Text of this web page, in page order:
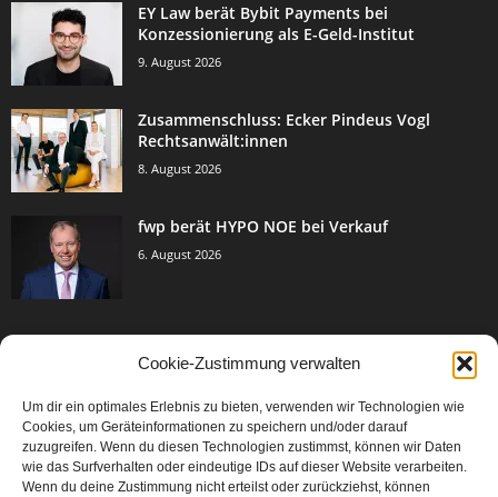
Cookie-Zustimmung verwalten
Um dir ein optimales Erlebnis zu bieten, verwenden wir Technologien wie
Cookies, um Geräteinformationen zu speichern und/oder darauf
zuzugreifen. Wenn du diesen Technologien zustimmst, können wir Daten
wie das Surfverhalten oder eindeutige IDs auf dieser Website verarbeiten.
Wenn du deine Zustimmung nicht erteilst oder zurückziehst, können
EY Law berät Bybit Payments bei
Konzessionierung als E-Geld-Institut
9. August 2026
Zusammenschluss: Ecker Pindeus Vogl
Rechtsanwält:innen
8. August 2026
fwp berät HYPO NOE bei Verkauf
6. August 2026
Events & Success 3005
Breaking News 2067
Aktuelles